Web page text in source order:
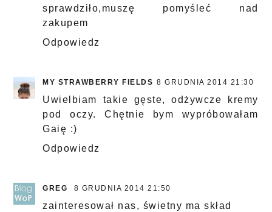
sprawdziło,muszę pomyśleć nad
zakupem
Odpowiedz
MY STRAWBERRY FIELDS 8 GRUDNIA 2014 21:30
Uwielbiam takie gęste, odżywcze kremy
pod oczy. Chętnie bym wypróbowałam
Gaię :)
Odpowiedz
GREG 8 GRUDNIA 2014 21:50
zainteresował nas, świetny ma skład